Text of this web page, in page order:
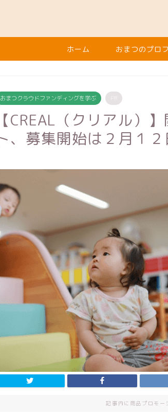
ホーム おまつのプロ
おまつクラウドファンディングを学ぶ
【CREAL（クリアル）
、募集開始は２月１２
記事内に商品プロモー